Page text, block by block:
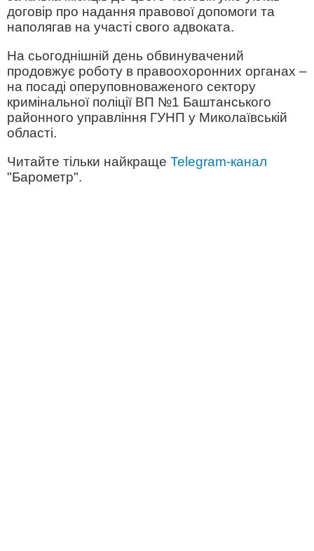
договір про надання правової допомоги та
наполягав на участі свого адвоката.
На сьогоднішній день обвинувачений
продовжує роботу в правоохоронних органах –
на посаді оперуповноваженого сектору
кримінальної поліції ВП №1 Баштанського
районного управління ГУНП у Миколаївській
області.
Читайте тільки найкраще Telegram-канал
"Барометр".